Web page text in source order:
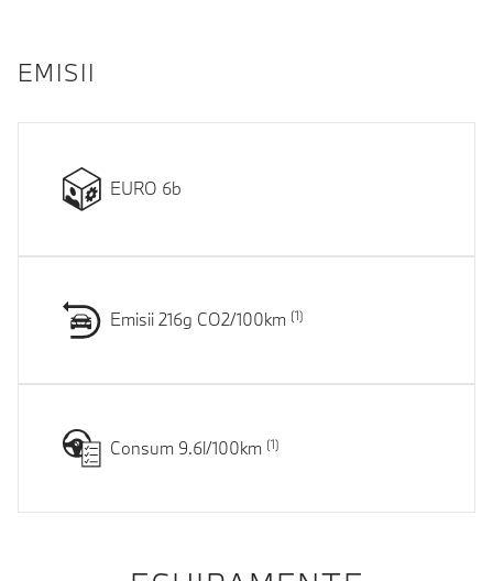
EMISII
EURO 6b
Emisii 216g CO2/100km
Consum 9.6l/100km